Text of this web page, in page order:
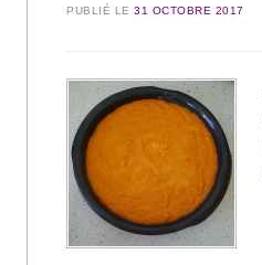
PUBLIÉ LE31 OCTOBRE 2017